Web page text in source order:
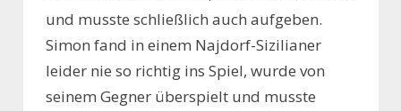
und musste schließlich auch aufgeben.
Simon fand in einem Najdorf-Sizilianer
leider nie so richtig ins Spiel, wurde von
seinem Gegner überspielt und musste